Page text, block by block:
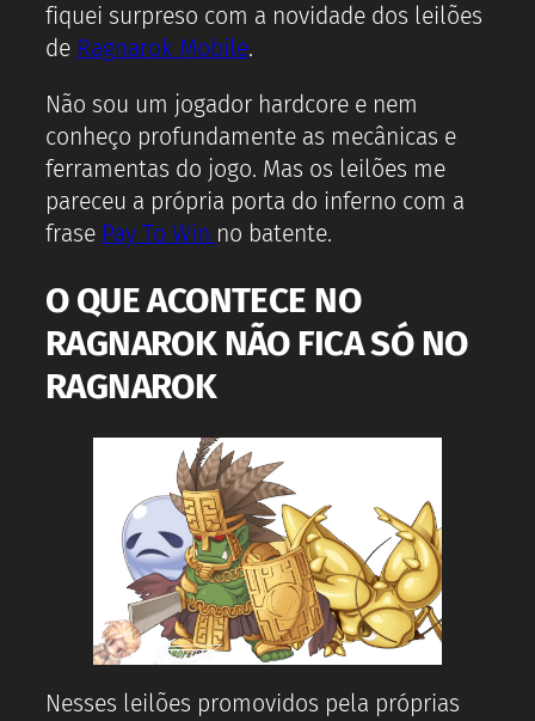
fiquei surpreso com a novidade dos leilões
de Ragnarok Mobile.
Não sou um jogador hardcore e nem
conheço profundamente as mecânicas e
ferramentas do jogo. Mas os leilões me
pareceu a própria porta do inferno com a
frase Pay To Win no batente.
O QUE ACONTECE NO
RAGNAROK NÃO FICA SÓ NO
RAGNAROK
Nesses leilões promovidos pela próprias